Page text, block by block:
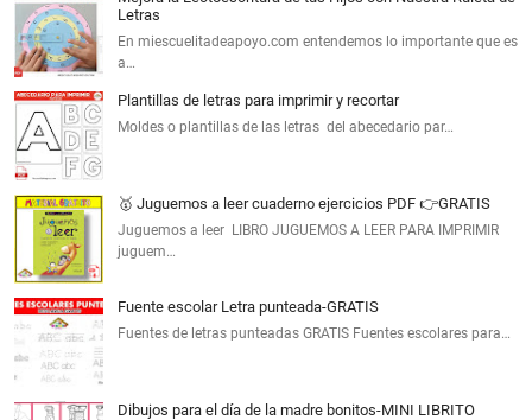
Letras
En miescuelitadeapoyo.com entendemos lo importante que es
a…
Plantillas de letras para imprimir y recortar
Moldes o plantillas de las letras del abecedario par…
🥇 Juguemos a leer cuaderno ejercicios PDF 👉GRATIS
Juguemos a leer LIBRO JUGUEMOS A LEER PARA IMPRIMIR
juguem…
Fuente escolar Letra punteada-GRATIS
Fuentes de letras punteadas GRATIS Fuentes escolares para…
Dibujos para el día de la madre bonitos-MINI LIBRITO